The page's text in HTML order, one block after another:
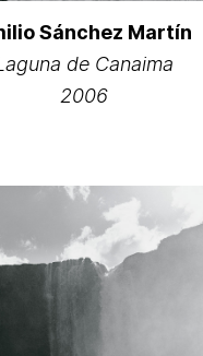
Sánchez Martín
de Canaima
2006